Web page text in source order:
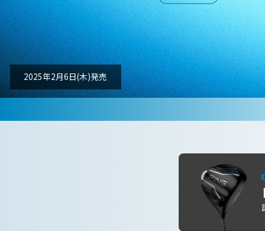
2025年2月6日(木)発売